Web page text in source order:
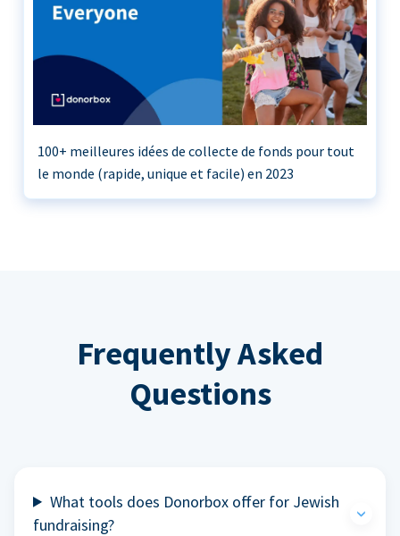
100+ meilleures idées de collecte de fonds pour tout
le monde (rapide, unique et facile) en 2023
Frequently Asked
Questions
What tools does Donorbox offer for Jewish
fundraising?